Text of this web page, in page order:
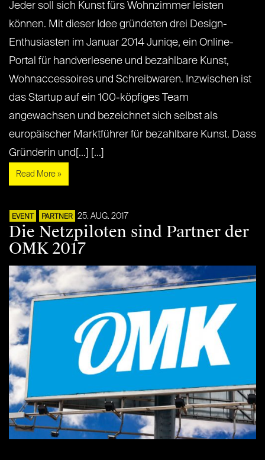
Jeder soll sich Kunst fürs Wohnzimmer leisten
können. Mit dieser Idee gründeten drei Design-
Enthusiasten im Januar 2014 Juniqe, ein Online-
Portal für handverlesene und bezahlbare Kunst,
Wohnaccessoires und Schreibwaren. Inzwischen ist
das Startup auf ein 100-köpfiges Team
angewachsen und bezeichnet sich selbst als
europäischer Marktführer für bezahlbare Kunst. Dass
Gründerin und[...] [...]
Read More »
EVENT PARTNER 25. AUG. 2017
Die Netzpiloten sind Partner der
OMK 2017